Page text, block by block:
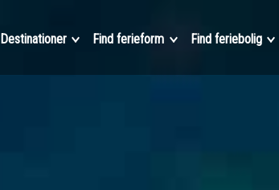
Destinationer Find ferieform Find feriebolig